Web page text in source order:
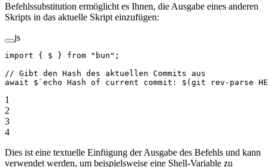
Befehlssubstitution ermöglicht es Ihnen, die Ausgabe eines anderen
Skripts in das aktuelle Skript einzufügen:
js
import { $ } from "bun" ;
// Gibt den Hash des aktuellen Commits aus
await $ `echo Hash of current commit: $(git rev-parse
1
2
3
4
Dies ist eine textuelle Einfügung der Ausgabe des Befehls und kann
verwendet werden, um beispielsweise eine Shell-Variable zu